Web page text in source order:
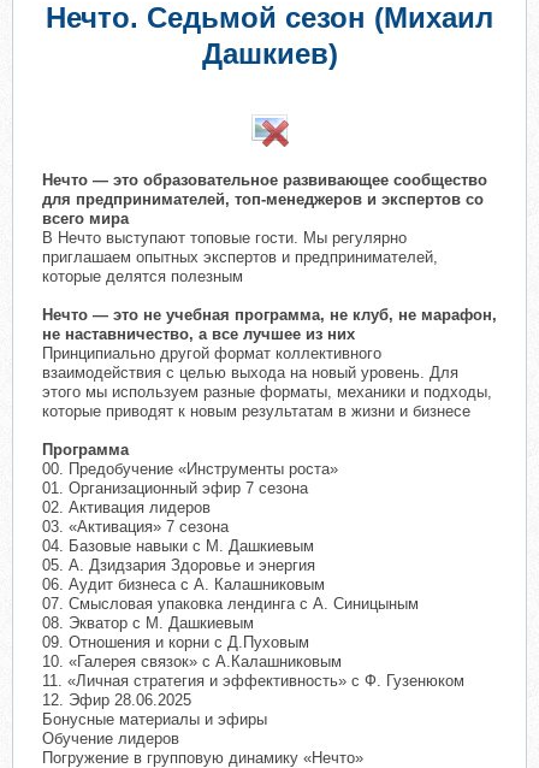
Нечто. Седьмой сезон (Михаил
Дашкиев)
Нечто — это образовательное развивающее сообщество
для предпринимателей, топ-менеджеров и экспертов со
всего мира
В Нечто выступают топовые гости. Мы регулярно
приглашаем опытных экспертов и предпринимателей,
которые делятся полезным
Нечто — это не учебная программа, не клуб, не марафон,
не наставничество, а все лучшее из них
Принципиально другой формат коллективного
взаимодействия с целью выхода на новый уровень. Для
этого мы используем разные форматы, механики и подходы,
которые приводят к новым результатам в жизни и бизнесе
Программа
00. Предобучение «Инструменты роста»
01. Организационный эфир 7 сезона
02. Активация лидеров
03. «Активация» 7 сезона
04. Базовые навыки с М. Дашкиевым
05. А. Дзидзария Здоровье и энергия
06. Аудит бизнеса с А. Калашниковым
07. Смысловая упаковка лендинга с А. Синицыным
08. Экватор с М. Дашкиевым
09. Отношения и корни с Д.Пуховым
10. «Галерея связок» с А.Калашниковым
11. «Личная стратегия и эффективность» с Ф. Гузенюком
12. Эфир 28.06.2025
Бонусные материалы и эфиры
Обучение лидеров
Погружение в групповую динамику «Нечто»